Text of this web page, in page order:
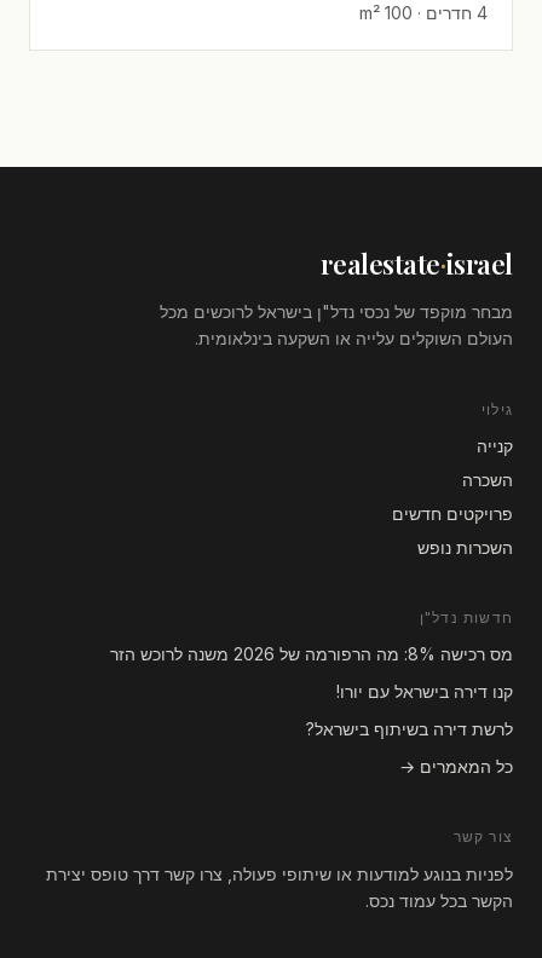
4 חדרים · 100 m²
realestate·israel
מבחר מוקפד של נכסי נדל"ן בישראל לרוכשים מכל
העולם השוקלים עלייה או השקעה בינלאומית.
גילוי
קנייה
השכרה
פרויקטים חדשים
השכרות נופש
חדשות נדל"ן
מס רכישה 8%: מה הרפורמה של 2026 משנה לרוכש הזר
קנו דירה בישראל עם יורו!
לרשת דירה בשיתוף בישראל?
כל המאמרים →
צור קשר
לפניות בנוגע למודעות או שיתופי פעולה, צרו קשר דרך טופס יצירת
הקשר בכל עמוד נכס.